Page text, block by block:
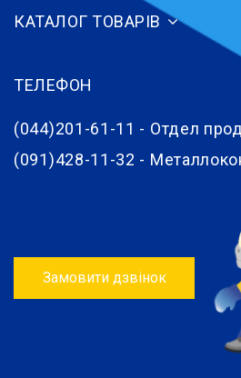
КАТАЛОГ ТОВАРІВ
ТЕЛЕФОН
(044)201-61-11 - Отдел
(091)428-11-32 -
Замовити дзвінок